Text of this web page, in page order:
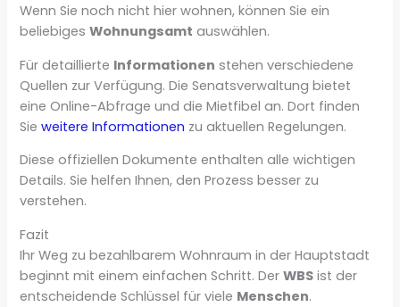
Wenn Sie noch nicht hier wohnen, können Sie ein
beliebigesWohnungsamt auswählen.
Für detaillierte Informationen stehen verschiedene
Quellen zur Verfügung. Die Senatsverwaltung bietet
eine Online-Abfrage und die Mietfibel an. Dort finden
Sieweitere Informationen zu aktuellen Regelungen.
Diese offiziellen Dokumente enthalten alle wichtigen
Details. Sie helfen Ihnen, den Prozess besser zu
verstehen.
Fazit
Ihr Weg zu bezahlbarem Wohnraum in der Hauptstadt
beginnt mit einem einfachen Schritt. DerWBS ist der
entscheidende Schlüssel für viele Menschen.